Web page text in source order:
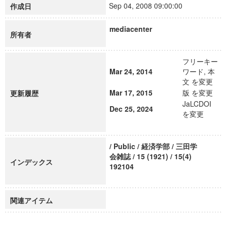
作成日 Sep 04, 2008 09:00:00
所有者
mediacenter
更新履歴
Mar 24, 2014
フリーキー
ワード, 本
文 を変更
Mar 17, 2015
版 を変更
Dec 25, 2024
JaLCDOI
を変更
インデックス
/ Public / 経済学部 / 三田学
会雑誌 / 15 (1921) / 15(4)
192104
関連アイテム